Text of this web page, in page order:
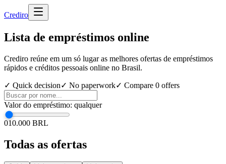
Crediro
Lista de empréstimos online
Crediro reúne em um só lugar as melhores ofertas de empréstimos
rápidos e créditos pessoais online no Brasil.
✓ Quick decision✓ No paperwork✓ Compare 0 offers
Valor do empréstimo: qualquer
010.000 BRL
Todas as ofertas